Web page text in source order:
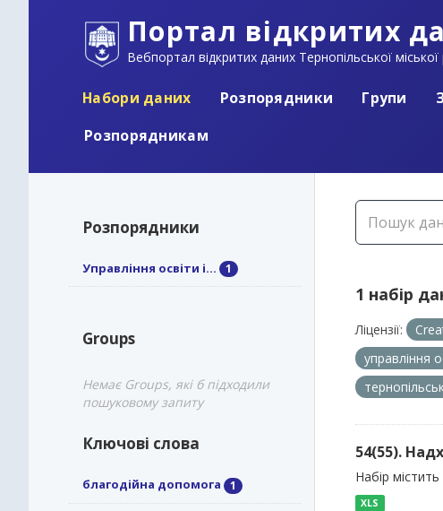
Портал відкритих
Вебпортал відкритих даних Тернопільської міської
Набори даних Розпорядники Групи
Розпорядникам
Розпорядники
Управління освіти і... 1
Groups
Немає Groups, які б підходили
пошуковому запиту
Ключові слова
благодійна допомога 1
1 набір
Ліцензії:
управління
54(55).
Набір
XLS